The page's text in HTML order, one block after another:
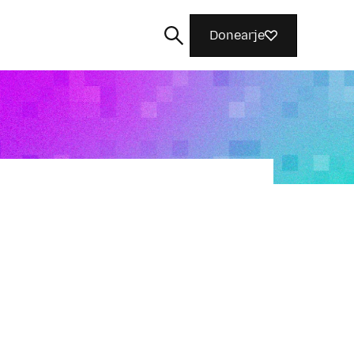
Donearje